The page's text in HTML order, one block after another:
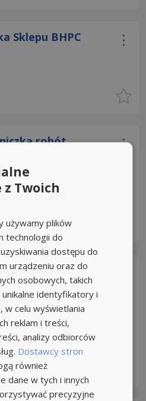
Sklepu BHPC
robót
pracy: Stała
mies. brutto
robót
pracy: Stała
mies. brutto
o.o 5,0
Twoich
używamy plików
technologii do
dostępu do
urządzeniu oraz do
osobowych, takich
identyfikatory i
w celu wyświetlania
reklam i treści,
analizy odbiorców
Dostawcy stron
również
dane w tych i innych
precyzyjne